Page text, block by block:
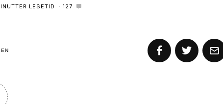
LESETID 127